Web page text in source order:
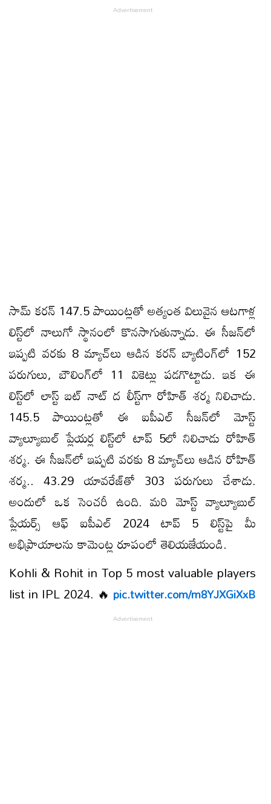
సామ్‌ కరన్‌ 147.5 పాయింట్లతో అత్యంత విలువైన ఆటగాళ్ల
లిస్ట్‌లో నాలుగో స్థానంలో కొనసాగుతున్నాడు. ఈ సీజన్‌లో
ఇప్పటి వరకు 8 మ్యాచ్‌లు ఆడిన కరన్‌ బ్యాటింగ్‌లో 152
పరుగులు, బౌలింగ్‌లో 11 వికెట్లు పడగొట్టాడు. ఇక ఈ
లిస్ట్‌లో లాస్ట్‌ బట్‌ నాట్‌ ద లీస్ట్‌గా రోహిత్‌ శర్మ నిలిచాడు.
145.5 పాయింట్లతో ఈ ఐపీఎల్‌ సీజన్‌లో మోస్ట్‌
వ్యాల్యూబుల్‌ ప్లేయర్ల లిస్ట్‌లో టాప్‌ 5లో నిలిచాడు రోహిత్‌
శర్మ. ఈ సీజన్‌లో ఇప్పటి వరకు 8 మ్యాచ్‌లు ఆడిన రోహిత్‌
శర్మ.. 43.29 యావరేజ్‌తో 303 పరుగులు చేశాడు.
అందులో ఒక సెంచరీ ఉంది. మరి మోస్ట్‌ వ్యాల్యూబుల్‌
ప్లేయర్స్‌ ఆఫ్‌ ఐపీఎల్‌ 2024 టాప్‌ 5 లిస్ట్‌పై మీ
అభిప్రాయాలను కామెంట్ల రూపంలో తెలియజేయండి.
Kohli & Rohit in Top 5 most valuable players
list in IPL 2024. 🔥 pic.twitter.com/m8YJXGiXxB